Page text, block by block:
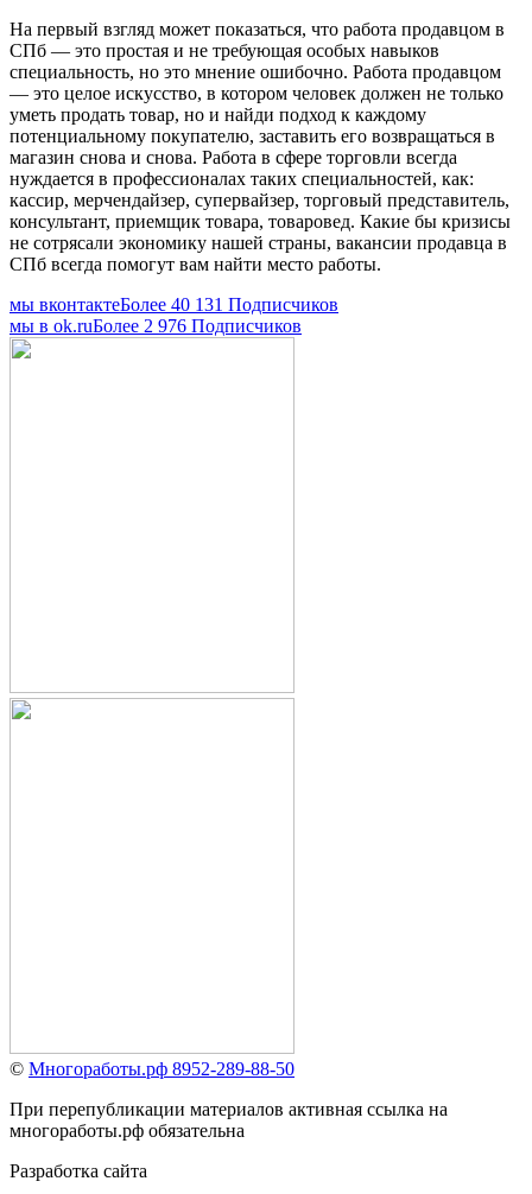
На первый взгляд может показаться, что работа продавцом в
СПб — это простая и не требующая особых навыков
специальность, но это мнение ошибочно. Работа продавцом
— это целое искусство, в котором человек должен не только
уметь продать товар, но и найди подход к каждому
потенциальному покупателю, заставить его возвращаться в
магазин снова и снова. Работа в сфере торговли всегда
нуждается в профессионалах таких специальностей, как:
кассир, мерчендайзер, супервайзер, торговый представитель,
консультант, приемщик товара, товаровед. Какие бы кризисы
не сотрясали экономику нашей страны, вакансии продавца в
СПб всегда помогут вам найти место работы.
мы вконтактеБолее 40 131 Подписчиков
мы в оk.ruБолее 2 976 Подписчиков
© Многоработы.рф 8952-289-88-50
При перепубликации материалов активная ссылка на
многоработы.рф обязательна
Разработка сайта